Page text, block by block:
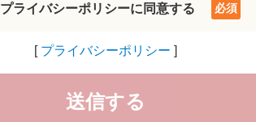
プライバシーポリシーに同意する
プライバシーポリシー
送信する